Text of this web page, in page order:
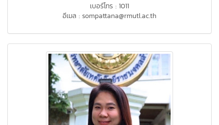
เบอร์โทร : 1011
อีเมล : sompattana@rmutl.ac.th